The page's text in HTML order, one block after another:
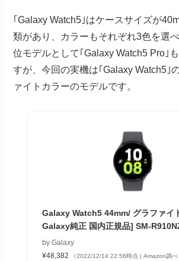
｢Galaxy Watch5｣はケースサイズが
類があり、カラーもそれぞれ3色を選
位モデルとして｢Galaxy Watch5 Pro｣
すが、今回の実機は｢Galaxy Watch5｣
ァイトカラーのモデルです。
Galaxy Watch5 44mm/ グラファイ
Galaxy純正 国内正規品] SM-
by Galaxy
¥48,382
（2022/12/14 22:56時点 | Amazon調べ